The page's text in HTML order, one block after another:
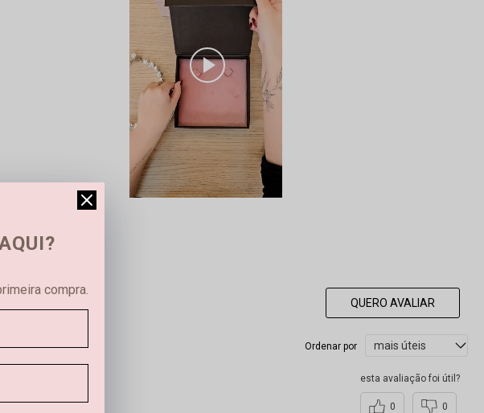
QUERO AVALIAR
Ordenar por
esta avaliação foi útil?
0 0
compra.